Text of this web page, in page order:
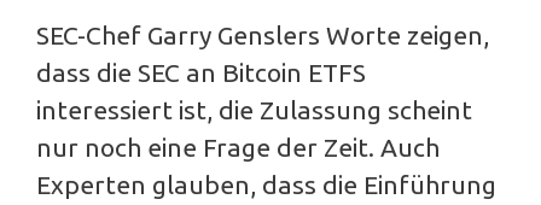
SEC-Chef Garry Genslers Worte zeigen,
dass die SEC an Bitcoin ETFS
interessiert ist, die Zulassung scheint
nur noch eine Frage der Zeit. Auch
Experten glauben, dass die Einführung